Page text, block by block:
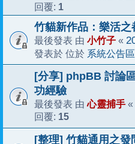
回覆: 1
竹貓新作品：樂活
最後發表 由 小竹子 «
發表於 位於 系統公告區
[分享] phpBB 討論
功經驗
最後發表 由心靈捕手 «
回覆: 15
[整理] 竹貓通用之發